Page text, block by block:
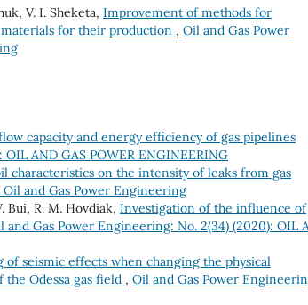
V. І. Sheketa, Improvement of methods for
for their production , Oil and Gas Power
capacity and energy efficiency of gas pipelines
AND GAS POWER ENGINEERING
characteristics on the intensity of leaks from gas
Oil and Gas Power Engineering
Bui, R. M. Hovdiak, Investigation of the influence of
and Gas Power Engineering: No. 2(34) (2020): OIL
of seismic effects when changing the physical
Odessa gas field , Oil and Gas Power